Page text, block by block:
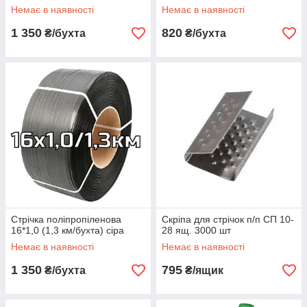
Немає в наявності
1 350 ₴/бухта
Немає в наявності
820 ₴/бухта
Стрічка поліпропіленова
16*1,0 (1,3 км/бухта) сіра
Немає в наявності
1 350 ₴/бухта
Скріпа для стрічок п/п СП 10-
28 ящ. 3000 шт
Немає в наявності
795 ₴/ящик